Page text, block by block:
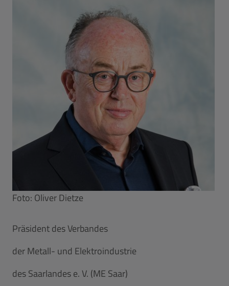
Foto: Oliver Dietze
Präsident des Verbandes
der Metall- und Elektroindustrie
des Saarlandes e. V. (ME Saar)